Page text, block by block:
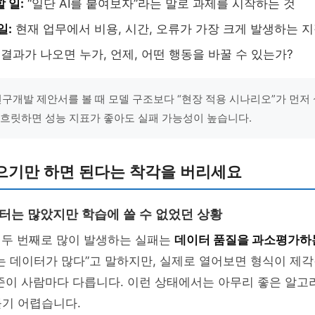
일: “일단 AI를 붙여보자”라는 말로 과제를 시작하는 것
: 현재 업무에서 비용, 시간, 오류가 가장 크게 발생하는
과가 나오면 누가, 언제, 어떤 행동을 바꿀 수 있는가?
개발 제안서를 볼 때 모델 구조보다 “현장 적용 시나리오”가 먼저
릿하면 성능 지표가 좋아도 실패 가능성이 높습니다.
기만 하면 된다는 착각을 버리세요
는 많았지만 학습에 쓸 수 없었던 상황
번째로 많이 발생하는 실패는 데이터 품질을 과소평가하
데이터가 많다”고 말하지만, 실제로 열어보면 형식이 제
이 사람마다 다릅니다. 이런 상태에서는 아무리 좋은 알고
어렵습니다.